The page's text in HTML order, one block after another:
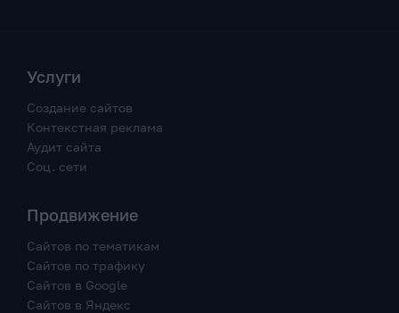
Услуги
Создание сайтов
Контекстная реклама
Аудит сайта
Соц. сети
Продвижение
Сайтов по тематикам
Сайтов по трафику
Сайтов в Google
Сайтов в Яндекс